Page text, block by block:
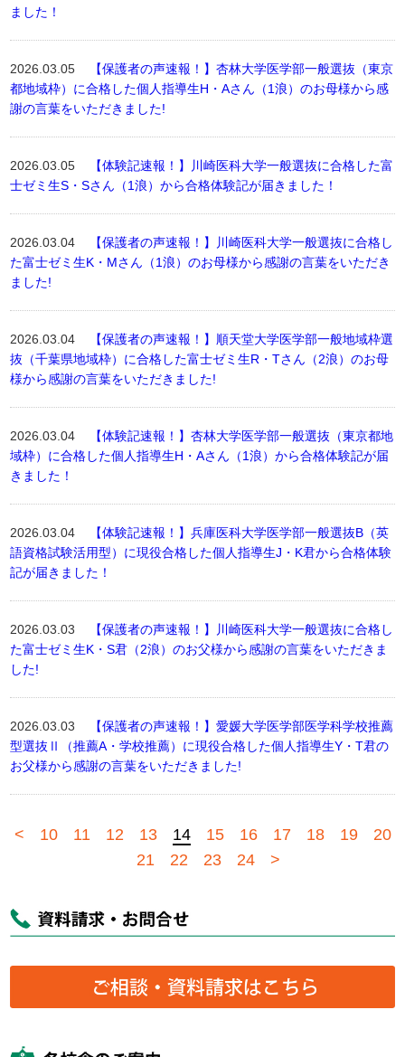
ました！
2026.03.05
【保護者の声速報！】杏林大学医学部一般選抜（東京
都地域枠）に合格した個人指導生H・Aさん（1浪）のお母様から感
謝の言葉をいただきました!
2026.03.05
【体験記速報！】川崎医科大学一般選抜に合格した富
士ゼミ生S・Sさん（1浪）から合格体験記が届きました！
2026.03.04
【保護者の声速報！】川崎医科大学一般選抜に合格し
た富士ゼミ生K・Mさん（1浪）のお母様から感謝の言葉をいただき
ました!
2026.03.04
【保護者の声速報！】順天堂大学医学部一般地域枠選
抜（千葉県地域枠）に合格した富士ゼミ生R・Tさん（2浪）のお母
様から感謝の言葉をいただきました!
2026.03.04
【体験記速報！】杏林大学医学部一般選抜（東京都地
域枠）に合格した個人指導生H・Aさん（1浪）から合格体験記が届
きました！
2026.03.04
【体験記速報！】兵庫医科大学医学部一般選抜B（英
語資格試験活用型）に現役合格した個人指導生J・K君から合格体験
記が届きました！
2026.03.03
【保護者の声速報！】川崎医科大学一般選抜に合格し
た富士ゼミ生K・S君（2浪）のお父様から感謝の言葉をいただきま
した!
2026.03.03
【保護者の声速報！】愛媛大学医学部医学科学校推薦
型選抜Ⅱ（推薦A・学校推薦）に現役合格した個人指導生Y・T君の
お父様から感謝の言葉をいただきました!
< 10 11 12 13 14 15 16 17 18 19
20
21
22 23 24 >